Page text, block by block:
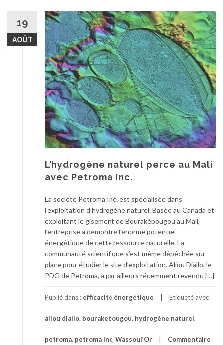
19
AOÛT
L’hydrogène naturel perce au Mali
avec Petroma Inc.
La société Petroma Inc. est spécialisée dans
l’exploitation d’hydrogène naturel. Basée au Canada et
exploitant le gisement de Bourakébougou au Mali,
l’entreprise a démontré l’énorme potentiel
énergétique de cette ressource naturelle. La
communauté scientifique s’est même dépêchée sur
place pour étudier le site d’exploitation. Aliou Diallo, le
PDG de Petroma, a par ailleurs récemment revendu […]
Publié dans : efficacité énergétique Étiqueté avec
aliou diallo, bourakebougou, hydrogène naturel,
petroma, petroma inc, Wassoul’Or Commentaire